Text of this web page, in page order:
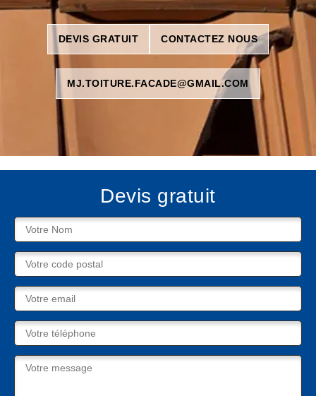
DEVIS GRATUIT CONTACTEZ NOUS
MJ.TOITURE.FACADE@GMAIL.COM
Devis gratuit